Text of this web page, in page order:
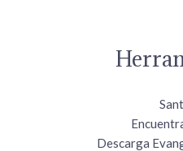
Descarga